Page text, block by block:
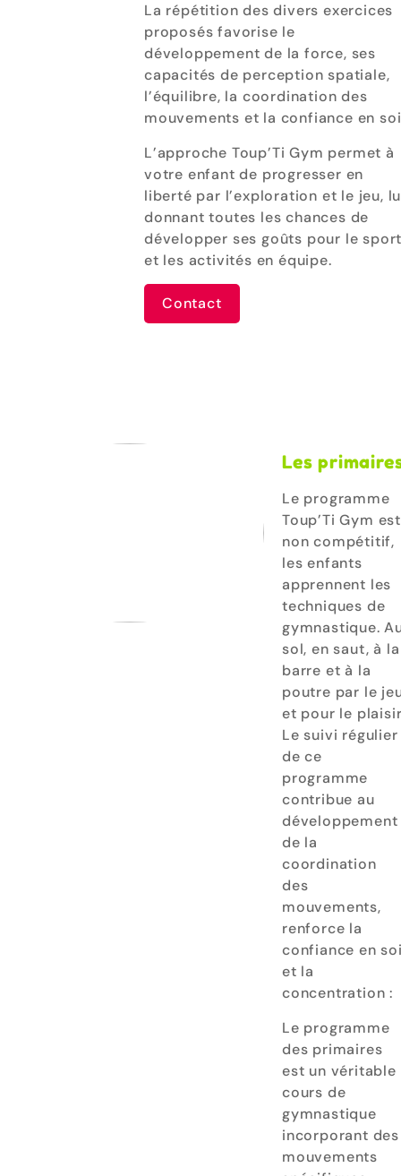
La répétition des divers exercices
proposés favorise le
développement de la force, ses
capacités de perception spatiale,
l’équilibre, la coordination des
mouvements et la confiance en
L’approche Toup’Ti Gym permet à
votre enfant de progresser en
liberté par l’exploration et le jeu,
donnant toutes les chances de
développer ses goûts pour le
et les activités en équipe.
Contact
Les
Le programme
Toup’Ti Gym est
non compétitif,
les enfants
apprennent les
techniques de
gymnastique.
sol, en saut, à la
barre et à la
poutre par le
et pour le
Le suivi régulier
de ce
programme
contribue au
développement
de la
coordination
des
mouvements,
renforce la
confiance en
et la
concentration :
Le programme
des primaires
est un véritable
cours de
gymnastique
incorporant des
mouvements